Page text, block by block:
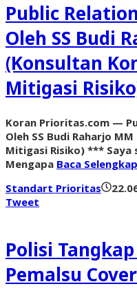
Public
Oleh SS Budi
(Konsultan
Mitigasi
Koran Prioritas.com —
Oleh SS Budi Raharjo
Mitigasi Risiko) ***
Mengapa Baca
Standart Prioritas
Tweet
Polisi
Pemalsu